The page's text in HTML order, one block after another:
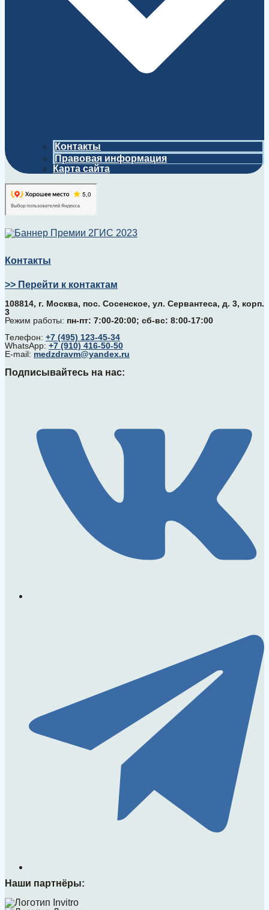
Контакты
Правовая информация
Карта сайта
Контакты
>> Перейти к контактам
108814, г. Москва, поc. Сосенское, ул. Сервантеса, д. 3, корп.
3
Режим работы: пн-пт: 7:00-20:00; сб-вс: 8:00-17:00
Телефон: +7 (495) 123-45-34
WhatsApp: +7 (910) 416-50-50
E-mail: medzdravm@yandex.ru
Подписывайтесь на нас:
Наши партнёры: